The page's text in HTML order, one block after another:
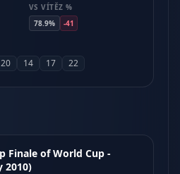
VS VÍTĚZ %
78.9%
-41
20 14 17 22
Finale of World Cup -
2010)